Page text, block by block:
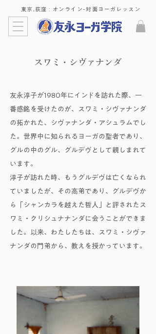
東京,荻窪 : ​オンライン-対面ヨーガレッスン
​スワミ・シヴァナンダ
友永淳子が1980年にインドを訪れた際、一
番感銘を受けたのが、スワミ・シヴァナンダ
の拓かれた、シヴァナンダ・アシュラムでし
た。世界中に知られるヨーガの聖者であり、
グルの中のグル、グルデヴとして親しまれて
います。
淳子が訪れた時、もうグルデヴは亡くなられ
ていましたが、その高弟であり、グルデヴか
ら「シャンカラを越えた哲人」と評されたス
ワミ・クリシュナナンダに会うことができま
した。以来、わたしたちは、スワミ・シヴァ
ナンダの門弟から、教えを授かっています。